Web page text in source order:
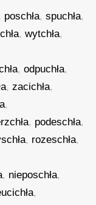
poschła,spuchła,
,wytchła,
,odpuchła,
,zacichła,
,
, podeschła,
, rozeschła,
, nieposchła,
,